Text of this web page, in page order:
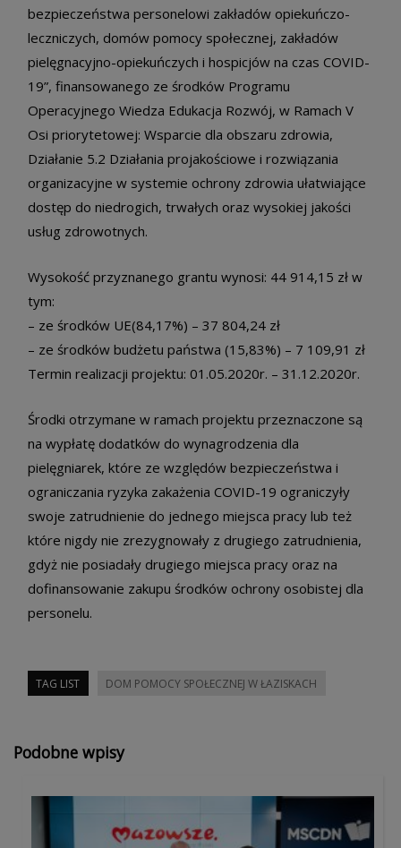
bezpieczeństwa personelowi zakładów opiekuńczo-
leczniczych, domów pomocy społecznej, zakładów
pielęgnacyjno-opiekuńczych i hospicjów na czas COVID-
19”, finansowanego ze środków Programu
Operacyjnego Wiedza Edukacja Rozwój, w Ramach V
Osi priorytetowej: Wsparcie dla obszaru zdrowia,
Działanie 5.2 Działania projakościowe i rozwiązania
organizacyjne w systemie ochrony zdrowia ułatwiające
dostęp do niedrogich, trwałych oraz wysokiej jakości
usług zdrowotnych.
Wysokość przyznanego grantu wynosi: 44 914,15 zł w
tym:
– ze środków UE(84,17%) – 37 804,24 zł
– ze środków budżetu państwa (15,83%) – 7 109,91 zł
Termin realizacji projektu: 01.05.2020r. – 31.12.2020r.
Środki otrzymane w ramach projektu przeznaczone są
na wypłatę dodatków do wynagrodzenia dla
pielęgniarek, które ze względów bezpieczeństwa i
ograniczania ryzyka zakażenia COVID-19 ograniczyły
swoje zatrudnienie do jednego miejsca pracy lub też
które nigdy nie zrezygnowały z drugiego zatrudnienia,
gdyż nie posiadały drugiego miejsca pracy oraz na
dofinansowanie zakupu środków ochrony osobistej dla
personelu.
TAG LIST DOM POMOCY SPOŁECZNEJ W ŁAZISKACH
Podobne wpisy